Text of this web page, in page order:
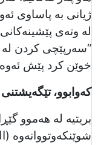
ژیانی بە پاساوى
لە وتەی
“سەرپێچی كردن لە
خوێن كرد پێش
كەوابوو،
بریتیە لە هەموو
شوێنكەوتووانەوە